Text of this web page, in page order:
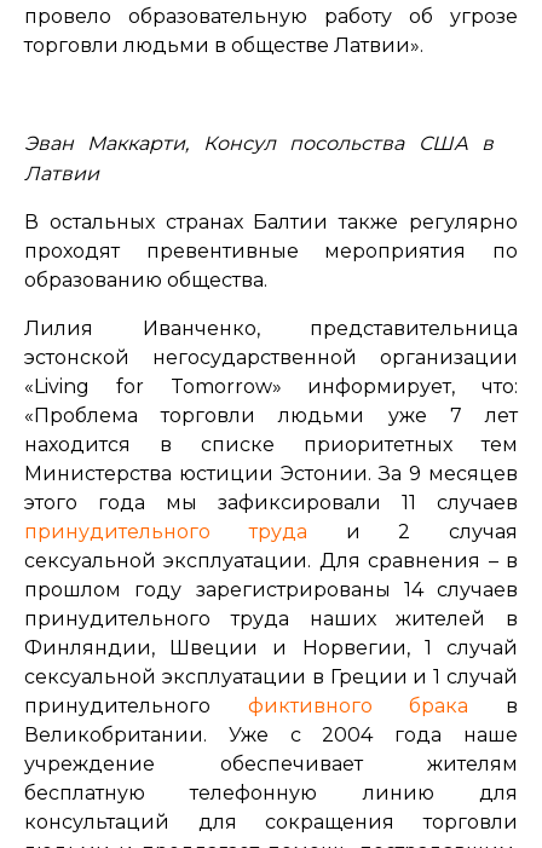
провело образовательную работу об угрозе
торговли людьми в обществе Латвии».
Эван Маккарти, Консул посольства США в
Латвии
В остальных странах Балтии также регулярно
проходят превентивные мероприятия по
образованию общества.
Лилия Иванченко, представительница
эстонской негосударственной организации
«Living for Tomorrow» информирует, что:
«Проблема торговли людьми уже 7 лет
находится в списке приоритетных тем
Министерства юстиции Эстонии. За 9 месяцев
этого года мы зафиксировали 11 случаев
принудительного труда и 2 случая
сексуальной эксплуатации. Для сравнения – в
прошлом году зарегистрированы 14 случаев
принудительного труда наших жителей в
Финляндии, Швеции и Норвегии, 1 случай
сексуальной эксплуатации в Греции и 1 случай
принудительного фиктивного брака в
Великобритании. Уже с 2004 года наше
учреждение обеспечивает жителям
бесплатную телефонную линию для
консультаций для сокращения торговли